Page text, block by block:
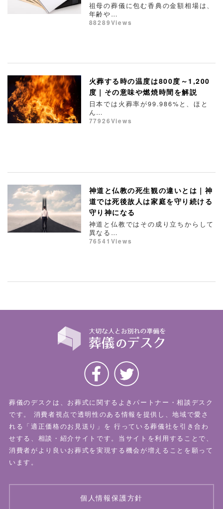
祖母の葬儀に包む香典の金額相場は、
年齢や…
88289Views
火葬する時の温度は800度～1,200
度｜その意味や燃焼時間を解説
日本では火葬率が99.986%と、ほと
ん…
77926Views
神道と仏教の死生観の違いとは｜神
道では死後故人は家庭を守り続ける
守り神になる
神道と仏教ではその成り立ちからして
異なる…
76541Views
葬儀のデスクは、お葬式に関するよきパートナー・相談デスク
です。
消費者視点で透明性のある情報を提供し、地域で愛さ
れる「適正価格のお見送り」を 行っている葬儀社を引き合わ
せする、相談・紹介サイトです。当サイトを利用することで、
消費者がより良いお葬式を実現する機会が増えることを願って
います。
個人情報保護方針